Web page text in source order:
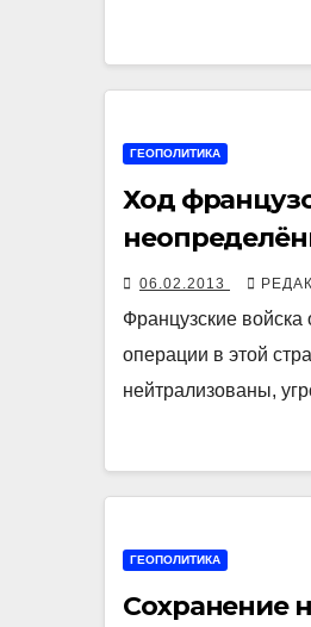
ГЕОПОЛИТИКА
Ход
06.02.2013
Французские
операции в этой
нейтрализованы,
ГЕОПОЛИТИКА
Сохранение